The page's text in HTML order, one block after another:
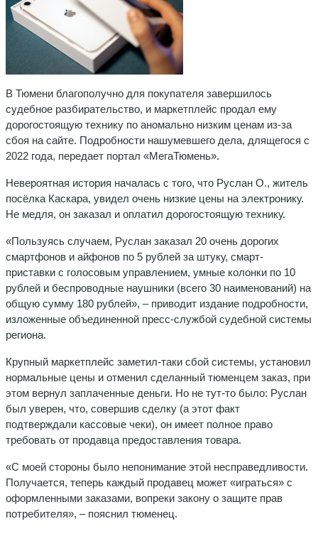
В Тюмени благополучно для покупателя завершилось
судебное разбирательство, и маркетплейс продал ему
дорогостоящую технику по аномально низким ценам из-за
сбоя на сайте. Подробности нашумевшего дела, длящегося с
2022 года, передает портал «МегаТюмень».
Невероятная история началась с того, что Руслан О., житель
посёлка Каскара, увидел очень низкие цены на электронику.
Не медля, он заказал и оплатил дорогостоящую технику.
«Пользуясь случаем, Руслан заказал 20 очень дорогих
смартфонов и айфонов по 5 рублей за штуку, смарт-
приставки с голосовым управлением, умные колонки по 10
рублей и беспроводные наушники (всего 30 наименований) на
общую сумму 180 рублей», – приводит издание подробности,
изложенные объединенной пресс-службой судебной системы
региона.
Крупный маркетплейс заметил-таки сбой системы, установил
нормальные цены и отменил сделанный тюменцем заказ, при
этом вернул заплаченные деньги. Но не тут-то было: Руслан
был уверен, что, совершив сделку (а этот факт
подтверждали кассовые чеки), он имеет полное право
требовать от продавца предоставления товара.
«С моей стороны было непонимание этой несправедливости.
Получается, теперь каждый продавец может «играться» с
оформленными заказами, вопреки закону о защите прав
потребителя», – пояснил тюменец.